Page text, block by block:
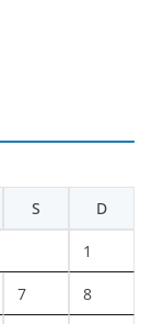
S D
1
7 8